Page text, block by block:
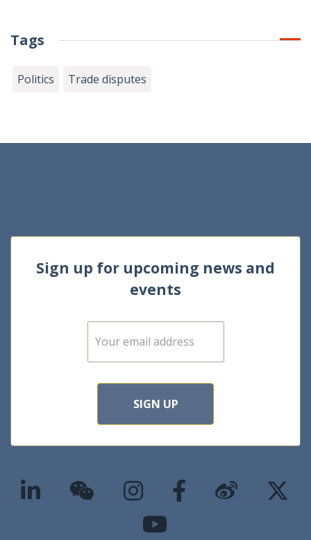
Tags
Politics Trade disputes
Sign up for upcoming news and
events
E
m
SIGN UP